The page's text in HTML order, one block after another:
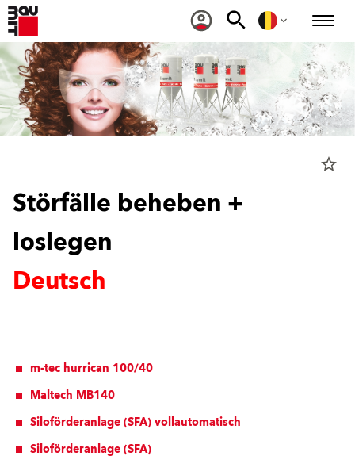
star_border
Störfälle beheben +
loslegen
Deutsch
m-tec hurrican 100/40
Maltech MB140
Siloförderanlage (SFA) vollautomatisch
Siloförderanlage (SFA)